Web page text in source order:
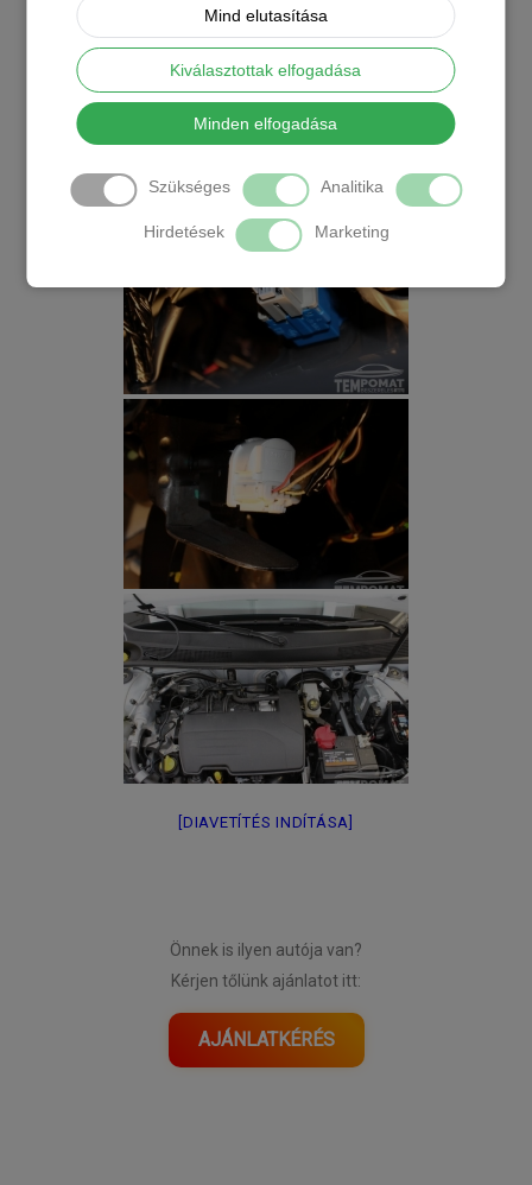
Mind elutasítása
Kiválasztottak elfogadása
Minden elfogadása
Szükséges Analitika
Hirdetések Marketing
[DIAVETÍTÉS INDÍTÁSA]
Önnek is ilyen autója van?
Kérjen tőlünk ajánlatot itt:
AJÁNLATKÉRÉS